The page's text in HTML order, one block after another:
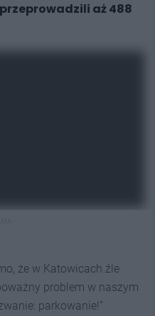
aż 488
że w Katowicach źle
problem w naszym
parkowanie!”